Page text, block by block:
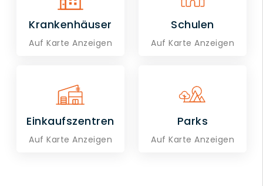
Krankenhäuser
Auf Karte Anzeigen
Schulen
Auf Karte Anzeigen
Einkaufszentren
Auf Karte Anzeigen
Parks
Auf Karte Anzeigen